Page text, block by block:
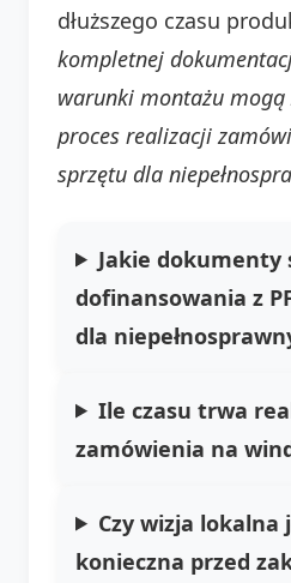
dłuższego czasu
kompletnej
warunki montażu mogą
proces realizacji
sprzętu dla
Jakie dokumenty
dofinansowania z
dla
Ile czasu trwa
zamówienia na
Czy wizja lokalna
konieczna przed